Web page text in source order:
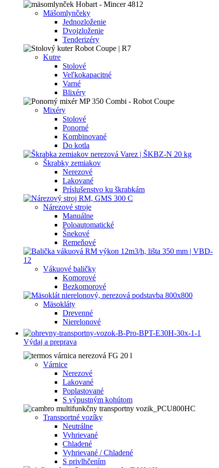
Mäšomlynčeky
Jednozloženie
Dvojzloženie
Tenderizéry
Kutre
Stolové
Veľkokapacitné
Varné
Blixéry
Mixéry
Stolové
Ponorné
Kombinované
Do kotla
Škrabky zemiakov
Nerezové
Lakované
Príslušenstvo ku škrabkám
Nárezové stroje
Manuálne
Poloautomatické
Šnekové
Remeňové
Vákuové baličky
Komorové
Bezkomorové
Mäsokláty
Drevenné
Nierelonové
Výdaj a preprava
Várnice
Nerezové
Lakované
Poplastované
S výpustným kohútom
Transportné vozíky
Neutrálne
Vyhrievané
Chladené
Vyhrievané / Chladené
S privlhčením